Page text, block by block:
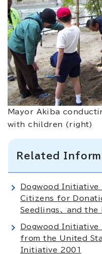
Mayor Akiba
with children (right)
Related
Dogwood Initiative
Citizens for
Seedlings、 and the
Dogwood
from the United
Initiative 2001